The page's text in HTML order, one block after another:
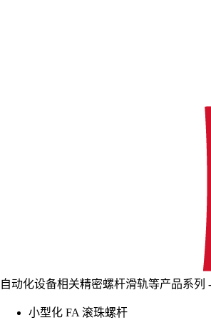
自动化设备相关精密螺杆滑轨等产品系列
小型化 FA 滚珠螺杆